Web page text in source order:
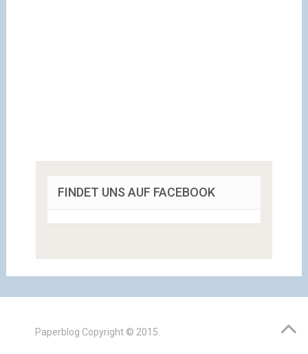
FINDET UNS AUF FACEBOOK
Paperblog Copyright © 2015.